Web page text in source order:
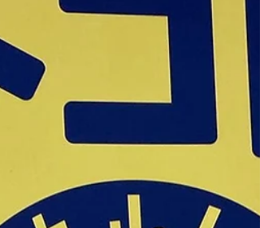
て、12月18日にはさらなる雪！！ 雪の早朝に散
歩。 木の形が雪と重力で顕在化され、うつくし
い。